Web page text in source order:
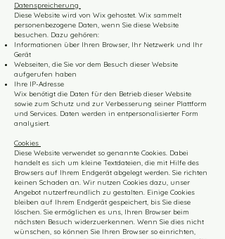
Datenspreicherung
Diese Website wird von Wix gehostet. Wix sammelt
personenbezogene Daten, wenn Sie diese Website
besuchen. Dazu gehören:
Informationen über Ihren Browser, Ihr Netzwerk und Ihr
Gerät
Webseiten, die Sie vor dem Besuch dieser Website
aufgerufen haben
Ihre IP-Adresse
Wix benötigt die Daten für den Betrieb dieser Website
sowie zum Schutz und zur Verbesserung seiner Plattform
und Services. Daten werden in entpersonalisierter Form
analysiert.
Cookies
Diese Website verwendet so genannte Cookies. Dabei
handelt es sich um kleine Textdateien, die mit Hilfe des
Browsers auf Ihrem Endgerät abgelegt werden. Sie richten
keinen Schaden an. Wir nutzen Cookies dazu, unser
Angebot nutzerfreundlich zu gestalten. Einige Cookies
bleiben auf Ihrem Endgerät gespeichert, bis Sie diese
löschen. Sie ermöglichen es uns, Ihren Browser beim
nächsten Besuch widerzuerkennen. Wenn Sie dies nicht
wünschen, so können Sie Ihren Browser so einrichten,